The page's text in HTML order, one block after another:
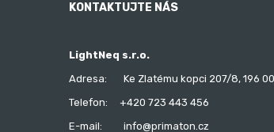
KONTAKTUJTE NÁS
LightNeq s.r.o.
Adresa:
Ke Zlatému kopci 207/8, 196
Telefon: +420 723 443 456
E-mail:
info@primaton.cz